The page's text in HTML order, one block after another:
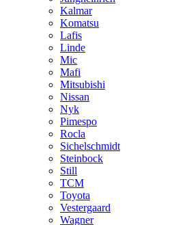
Kalmar
Komatsu
Lafis
Linde
Mic
Mafi
Mitsubishi
Nissan
Nyk
Pimespo
Rocla
Sichelschmidt
Steinbock
Still
TCM
Toyota
Vestergaard
Wagner